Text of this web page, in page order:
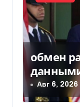
я
п
о
з
а
обмен
США
Politico
Авг 6, 2026